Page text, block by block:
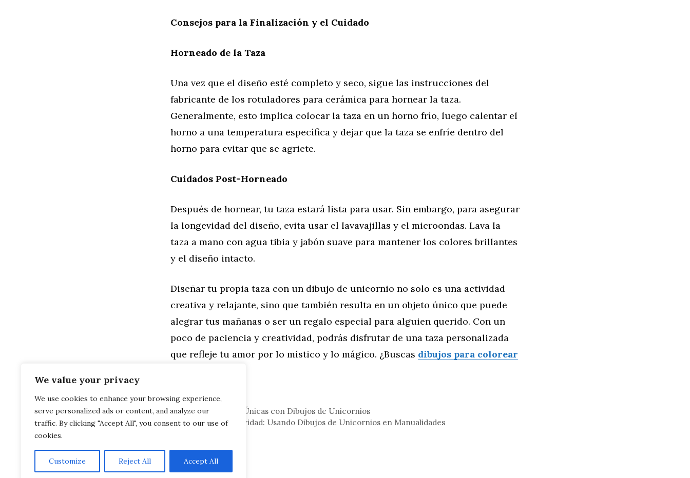
We value your privacy
We use cookies to enhance your browsing experience,
serve personalized ads or content, and analyze our
traffic. By clicking "Accept All", you consent to our use of
cookies.
Customize Reject All Accept All
Consejos para la Finalización y el Cuidado
Horneado de la Taza
Una vez que el diseño esté completo y seco, sigue las instrucciones del
fabricante de los rotuladores para cerámica para hornear la taza.
Generalmente, esto implica colocar la taza en un horno frío, luego calentar el
horno a una temperatura específica y dejar que la taza se enfríe dentro del
horno para evitar que se agriete.
Cuidados Post-Horneado
Después de hornear, tu taza estará lista para usar. Sin embargo, para asegurar
la longevidad del diseño, evita usar el lavavajillas y el microondas. Lava la
taza a mano con agua tibia y jabón suave para mantener los colores brillantes
y el diseño intacto.
Diseñar tu propia taza con un dibujo de unicornio no solo es una actividad
creativa y relajante, sino que también resulta en un objeto único que puede
alegrar tus mañanas o ser un regalo especial para alguien querido. Con un
poco de paciencia y creatividad, podrás disfrutar de una taza personalizada
que refleje tu amor por lo místico y lo mágico. ¿Buscas dibujos para colorear
Categorías
Familia,General
Crea Camisetas Únicas con Dibujos de Unicornios
Desata tu Creatividad: Usando Dibujos de Unicornios en Manualidades